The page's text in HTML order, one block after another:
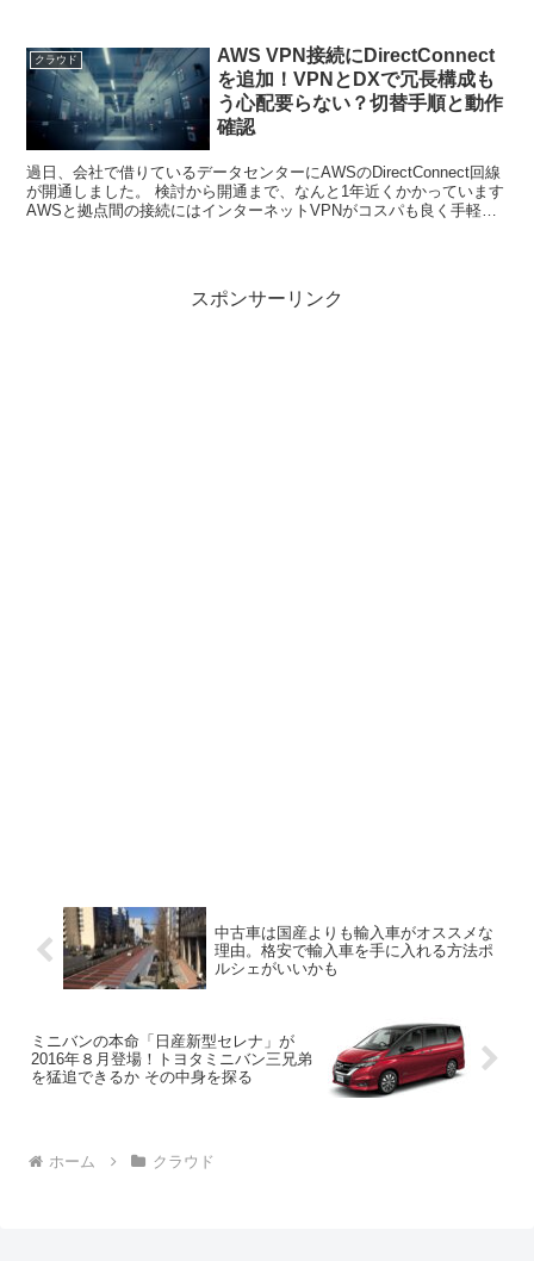
クラウド
AWS VPN接続にDirectConnect
を追加！VPNとDXで冗長構成も
う心配要らない？切替手順と動作
確認
過日、会社で借りているデータセンターにAWSのDirectConnect回線
が開通しました。 検討から開通まで、なんと1年近くかかっています
AWSと拠点間の接続にはインターネットVPNがコスパも良く手軽に
スポンサーリンク
中古車は国産よりも輸入車がオススメな
理由。格安で輸入車を手に入れる方法ポ
ルシェがいいかも
ミニバンの本命「日産新型セレナ」が
2016年８月登場！トヨタミニバン三兄弟
を猛追できるか その中身を探る
ホーム クラウド